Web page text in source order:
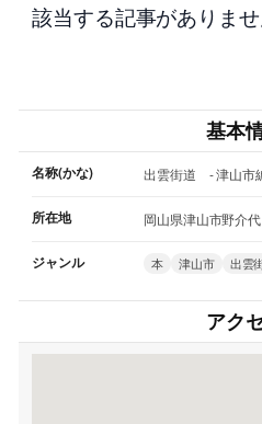
該当する記事がありませ
基本
名称(かな) 出雲街道 - 津山市
所在地 岡山県津山市野介代
ジャンル 本 津山市 出雲
アク